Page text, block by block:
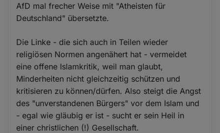
AfD mal frecher Weise mit "Atheisten für
Deutschland" übersetzte.
Die Linke - die sich auch in Teilen wieder
religiösen Normen angenähert hat - vermeidet
eine offene Islamkritik, weil man glaubt,
Minderheiten nicht gleichzeitig schützen und
kritisieren zu können/dürfen. Also steigt die Angst
des "unverstandenen Bürgers" vor dem Islam und
- egal wie gläubig er ist - sucht er sein Heil in
einer christlichen (!) Gesellschaft.